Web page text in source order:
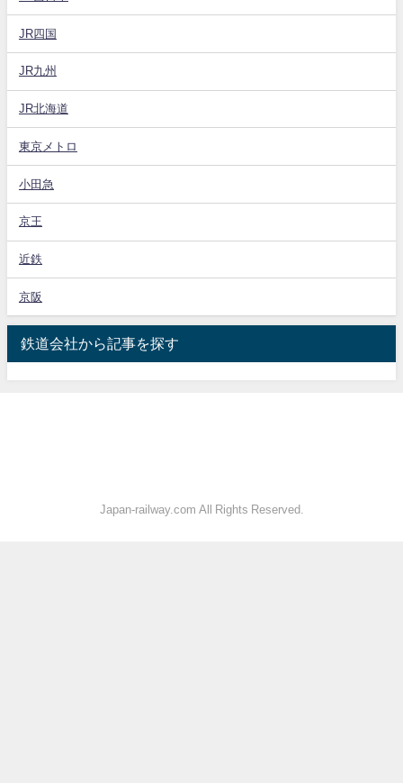
JR四国
JR九州
JR北海道
東京メトロ
小田急
京王
近鉄
京阪
鉄道会社から記事を探す
Japan-railway.com All Rights Reserved.